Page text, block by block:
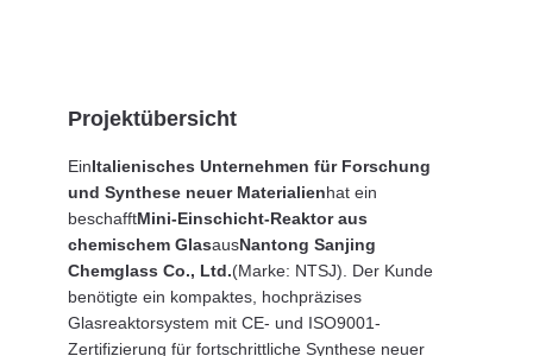
ZITAT
SITEMAP
DATENSCHUTZRICHTLINIE
Projektübersicht
EinItalienisches Unternehmen für Forschung
und Synthese neuer Materialienhat ein
beschafftMini-Einschicht-Reaktor aus
chemischem GlasausNantong Sanjing
Chemglass Co., Ltd.(Marke: NTSJ). Der Kunde
benötigte ein kompaktes, hochpräzises
Glasreaktorsystem mit CE- und ISO9001-
Zertifizierung für fortschrittliche Synthese neuer